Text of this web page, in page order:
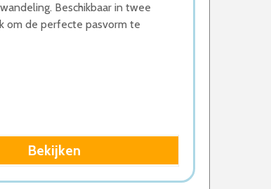
Beschikbaar in twee
om de perfecte pasvorm te
Bekijken